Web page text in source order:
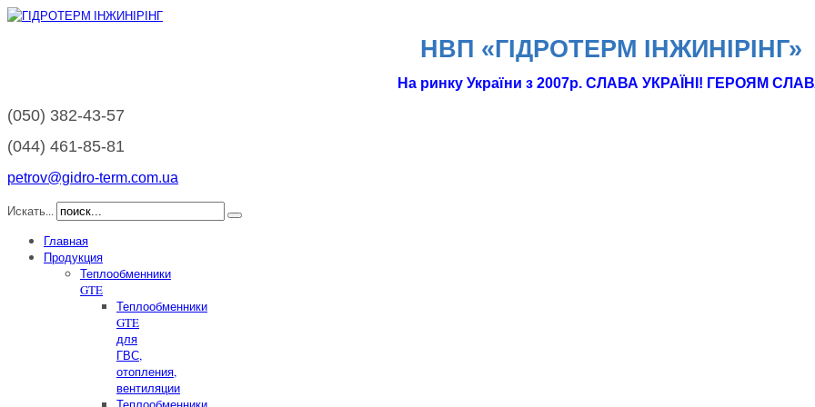
НВП «ГІДРОТЕРМ IНЖИНІРІНГ»
На ринку України з 2007р. СЛАВА УКРАЇНІ! ГЕРОЯМ
(050) 382-43-57
(044) 461-85-81
petrov@gidro-term.com.ua
Искать...
Главная
Продукция
Теплообменники
GTE
Теплообменники
GTE
для
ГВС,
отопления,
вентиляции